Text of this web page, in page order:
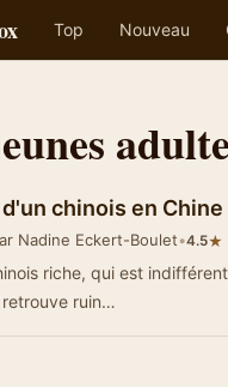
Top Nouveau
chinois en Chine
Nadine Eckert-Boulet•4.5★
riche, qui est
retrouve ruin…